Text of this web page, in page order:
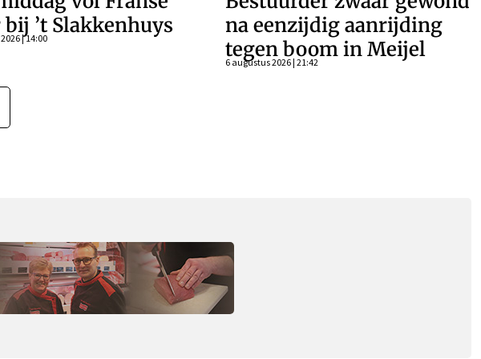
bij ’t Slakkenhuys
| 14:00
na eenzijdig aanrijding
tegen boom in Meijel
6 augustus 2026 | 21:42